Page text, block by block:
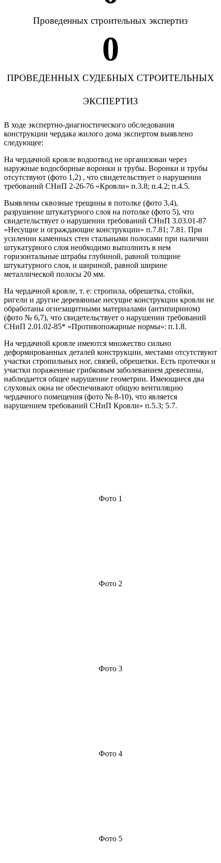
Проведенных строительных экспертиз
0
ПРОВЕДЕННЫХ СУДЕБНЫХ СТРОИТЕЛЬНЫХ
ЭКСПЕРТИЗ
В ходе экспертно-диагностического обследования
конструкции чердака жилого дома экспертом выявлено
следующее:
На чердачной кровле водоотвод не организован через
наружные водосборные воронки и трубы. Воронки и трубы
отсутствуют (фото 1,2) , что свидетельствует о нарушении
требований СНиП 2-26-76 «Кровли» п.3.8; п.4.2; п.4.5.
Выявлены сквозные трещины в потолке (фото 3,4),
разрушение штукатурного слоя на потолке (фото 5), что
свидетельствует о нарушении требований СНиП 3.03.01-87
«Несущие и ограждающие конструкции» п.7.81; 7.81. При
усилении каменных стен стальными полосами при наличии
штукатурного слоя необходимо выполнить в нем
горизонтальные штрабы глубиной, равной толщине
штукатурного слоя, и шириной, равной ширине
металлической полосы 20 мм.
На чердачной кровле, т. е: стропила, обрешетка, стойки,
ригели и другие деревянные несущие конструкции кровли не
обработаны огнезащитными материалами (антипирином)
(фото № 6,7), что свидетельствует о нарушении требований
СНиП 2.01.02-85* «Противопожарные нормы»: п.1.8.
На чердачной кровле имеются множество сильно
деформированных деталей конструкции, местами отсутствуют
участки стропильных ног, связей, обрешетки. Есть протечки и
участки пораженные грибковым заболеванием древесины,
наблюдается общее нарушение геометрии. Имеющиеся два
слуховых окна не обеспечивают общую вентиляцию
чердачного помещения (фото № 8-10), что является
нарушением требований СНиП Кровли» п.5.3; 5.7.
Фото 1
Фото 2
Фото 3
Фото 4
Фото 5